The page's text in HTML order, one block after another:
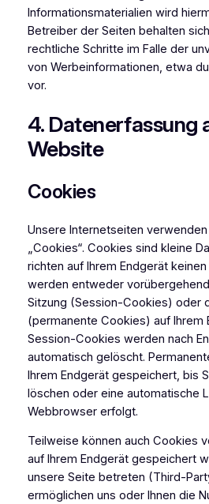
Informationsmaterialien wird
Betreiber der Seiten behalten
rechtliche Schritte im Falle der
von Werbeinformationen, etwa
vor.
4. Datenerfassung
Website
Cookies
Unsere Internetseiten
„Cookies“. Cookies sind kleine
richten auf Ihrem Endgerät keinen
werden entweder
Sitzung (Session-Cookies) oder
(permanente Cookies) auf Ihrem
Session-Cookies werden nach
automatisch gelöscht.
Ihrem Endgerät gespeichert, bis
löschen oder eine automatische
Webbrowser erfolgt.
Teilweise können auch Cookies
auf Ihrem Endgerät gespeichert
unsere Seite betreten (Third-
ermöglichen uns oder Ihnen die